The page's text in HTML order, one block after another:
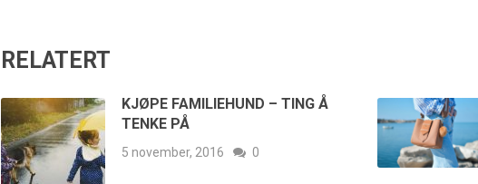
RELATERT
KJØPE FAMILIEHUND – TING Å
TENKE PÅ
5 november, 2016 0